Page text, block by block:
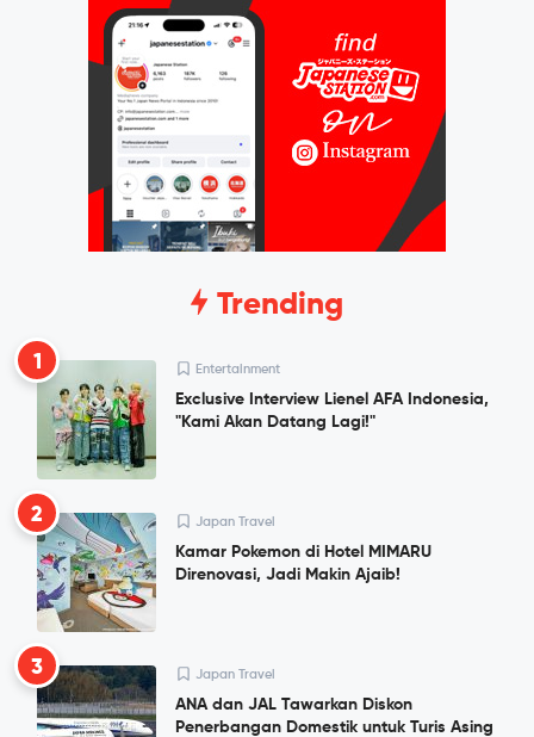
Trending
1 Entertainment
Exclusive Interview Lienel AFA Indonesia,
"Kami Akan Datang Lagi!"
2 Japan Travel
Kamar Pokemon di Hotel MIMARU
Direnovasi, Jadi Makin Ajaib!
3 Japan Travel
ANA dan JAL Tawarkan Diskon
Penerbangan Domestik untuk Turis Asing